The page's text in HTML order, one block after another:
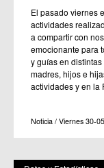
El pasado viernes
actividades
a compartir con
emocionante para
y guías en
madres, hijos e
actividades y en la
Noticia / Viernes 30-